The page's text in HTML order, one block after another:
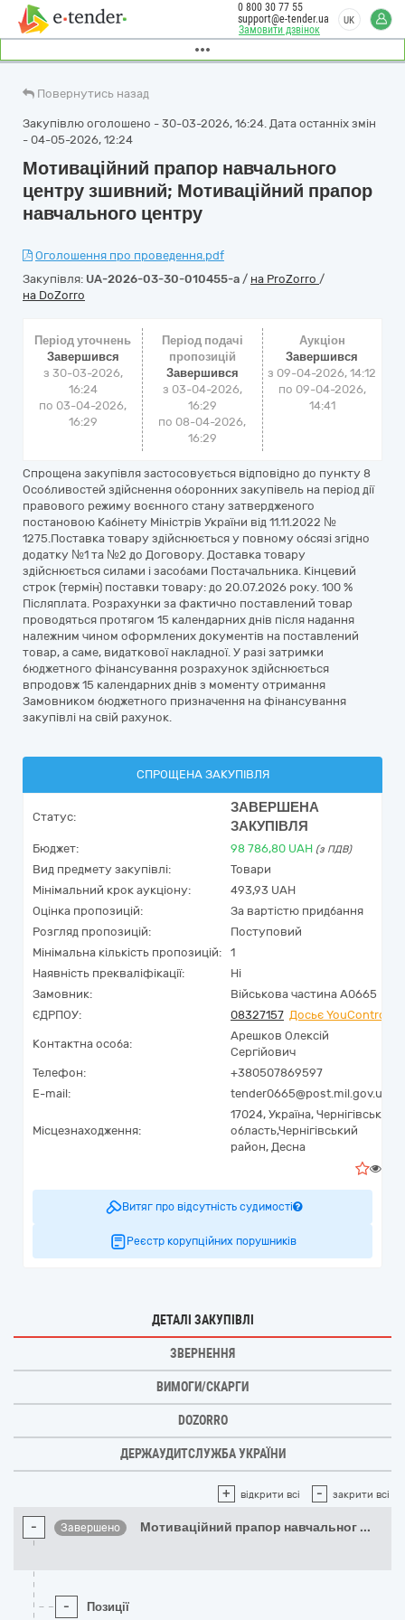
Замовити дзвінок
0 800 30 77 55
support@e-tender.ua
UK
Повернутись назад
Закупівлю оголошено - 30-03-2026, 16:24. Дата останніх змін
- 04-05-2026, 12:24
Мотиваційний прапор навчального
центру зшивний; Мотиваційний прапор
навчального центру
Оголошення про проведення.pdf
Закупівля: UA-2026-03-30-010455-a / на ProZorro /
на DoZorro
Період уточнень
Завершився
з 30-03-2026,
16:24
по 03-04-2026,
16:29
Період подачі
пропозицій
Завершився
з 03-04-2026,
16:29
по 08-04-2026,
16:29
Аукціон
Завершився
з 09-04-2026, 14:12
по 09-04-2026,
14:41
Спрощена закупівля застосовується відповідно до пункту 8
Особливостей здійснення оборонних закупівель на період дії
правового режиму воєнного стану затвердженого
постановою Кабінету Міністрів України від 11.11.2022 №
1275.Поставка товару здійснюється у повному обсязі згідно
додатку №1 та №2 до Договору. Доставка товару
здійснюється силами і засобами Постачальника. Кінцевий
строк (термін) поставки товару: до 20.07.2026 року. 100 %
Післяплата. Розрахунки за фактично поставлений товар
проводяться протягом 15 календарних днів після надання
належним чином оформлених документів на поставлений
товар, а саме, видаткової накладної. У разі затримки
бюджетного фінансування розрахунок здійснюється
впродовж 15 календарних днів з моменту отримання
Замовником бюджетного призначення на фінансування
закупівлі на свій рахунок.
СПРОЩЕНА ЗАКУПІВЛЯ
Статус:
ЗАВЕРШЕНА
ЗАКУПІВЛЯ
Бюджет: 98 786,80 UAH (з ПДВ)
Вид предмету закупівлі:
Товари
Мінімальний крок аукціону:
493,93 UAH
Оцінка пропозицій:
За вартістю придбання
Розгляд пропозицій:
Поступовий
Мінімальна кількість пропозицій:
1
Наявність прекваліфікації:
Ні
Замовник:
Військова частина А0665
ЄДРПОУ:
08327157 Досьє YouControl
Контактна особа:
Арешков Олексій
Сергійович
Телефон:
+380507869597
E-mail:
tender0665@post.mil.gov.ua
Місцезнаходження:
17024, Україна, Чернігівська
область,Чернігівський
район, Десна
Витяг про відсутність судимості
Реєстр корупційних порушників
ДЕТАЛІ ЗАКУПІВЛІ
ЗВЕРНЕННЯ
ВИМОГИ/СКАРГИ
DOZORRO
ДЕРЖАУДИТСЛУЖБА УКРАЇНИ
+ відкрити всі - закрити всі
- Завершено Мотиваційний прапор навчальног ...
- Позиції